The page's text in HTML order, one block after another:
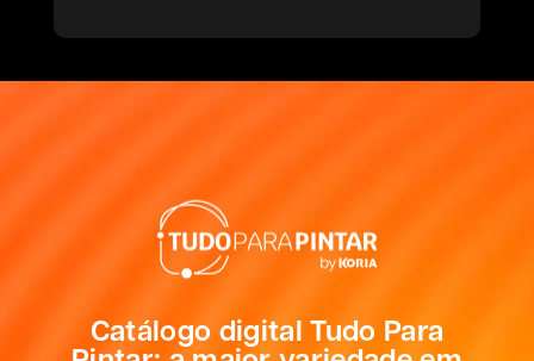
Catálogo digital Tudo Para